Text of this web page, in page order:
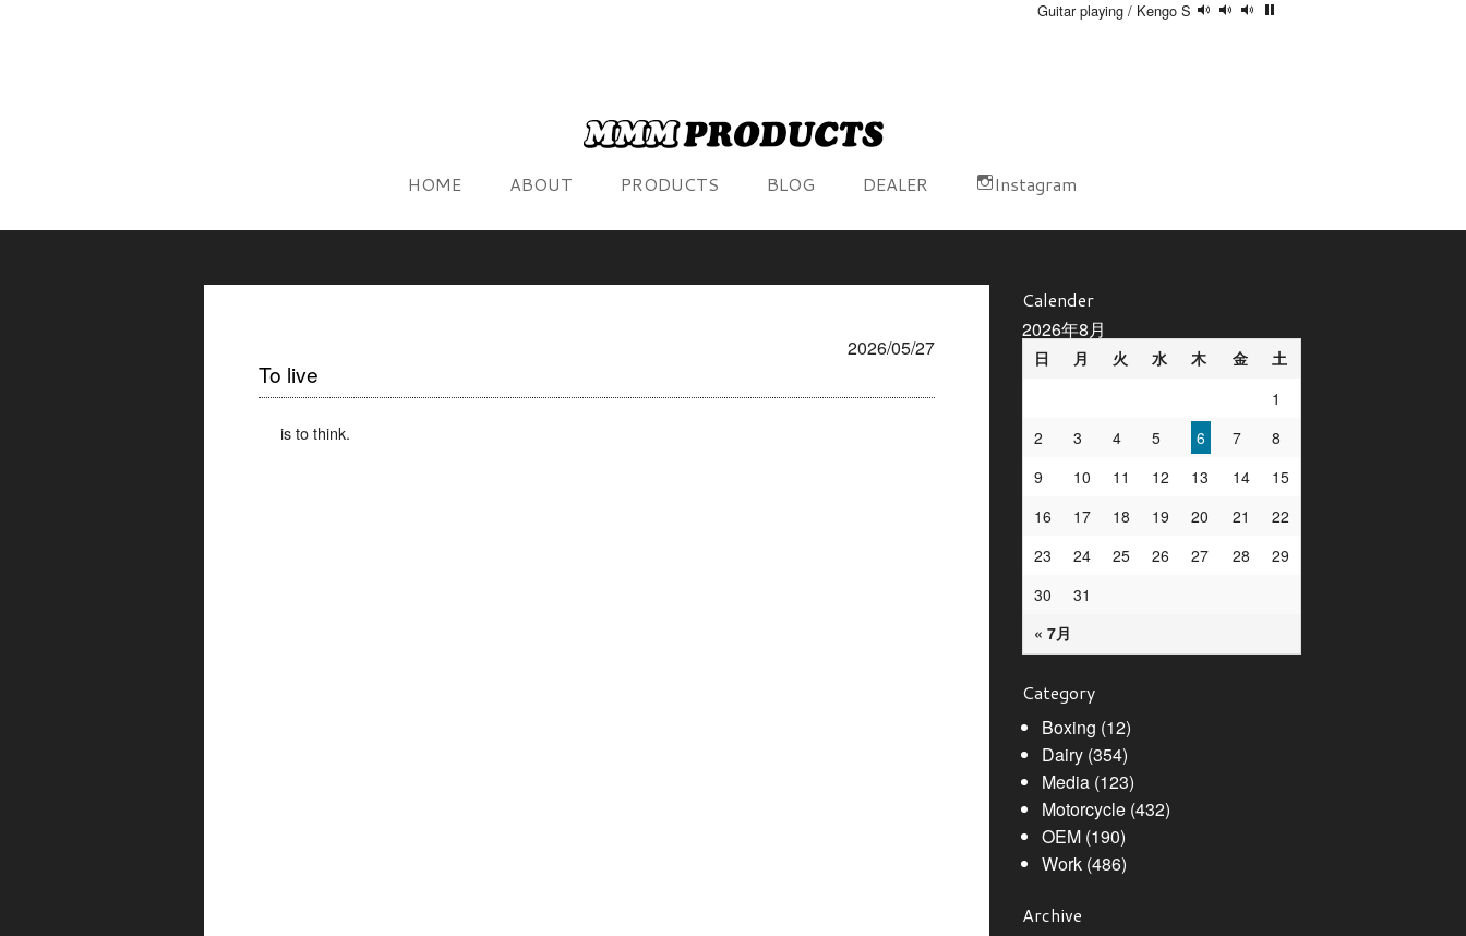
Guitar playing / Kengo S
HOME ABOUT PRODUCTS BLOG DEALER Instagram
2026/05/27
To live
is to think.
Calender
2026年8月
日 月 火 水 木 金 土
« 7月
1
2
3 4 5 6 7
8
9
10 11 12 13 14
15
16
17 18 19 20 21
22
23
24 25 26 27 28
29
30
31
Category
Boxing (12)
Dairy(354)
Media(123)
Motorcycle(432)
OEM(190)
Work(486)
Archive